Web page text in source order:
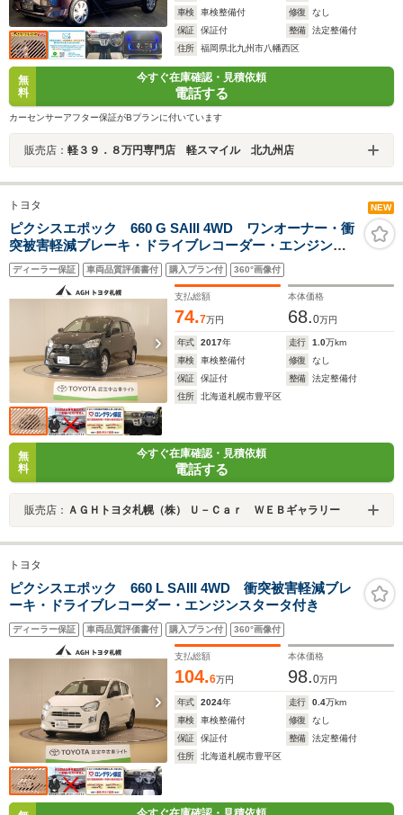
車検
車検整備付 修復
なし
保証
保証付 整備
法定整備付
住所
福岡県北九州市八幡西区
無
料
今すぐ在庫確認・見積依頼
電話する
カーセンサーアフター保証がBプランに付いています
販売店： 軽３９．８万円専門店 軽スマイル 北九州店
トヨタ NEW
ピクシスエポック 660 G SAIII 4WD ワンオーナー・衝
突被害軽減ブレーキ・ドライブレコーダー・エンジンス
タータ・ETC付き
ディーラー保証 車両品質評価書付 購入プラン付 360°画像付
支払総額
74.7万円
本体価格
68.0万円
年式 2017年 走行 1.0万km
車検
車検整備付 修復
なし
保証
保証付 整備
法定整備付
住所
北海道札幌市豊平区
無
料
今すぐ在庫確認・見積依頼
電話する
販売店： ＡＧＨトヨタ札幌（株） Ｕ－Ｃａｒ ＷＥＢギャラリー
トヨタ
ピクシスエポック 660 L SAIII 4WD 衝突被害軽減ブレ
ーキ・ドライブレコーダー・エンジンスタータ付き
ディーラー保証 車両品質評価書付 購入プラン付 360°画像付
支払総額
104.6万円
本体価格
98.0万円
年式 2024年 走行 0.4万km
車検
車検整備付 修復
なし
保証
保証付 整備
法定整備付
住所
北海道札幌市豊平区